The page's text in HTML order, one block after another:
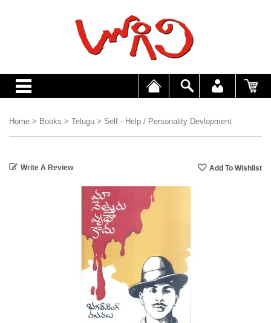
Home > Books > Telugu > Self - Help / Personality Devlopment
Write A Review